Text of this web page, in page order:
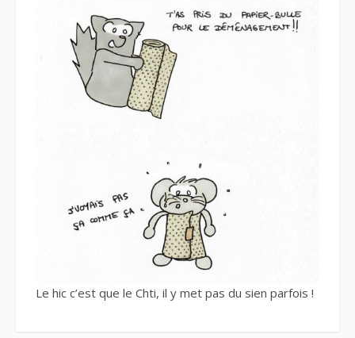
Le hic c’est que le Chti, il y met pas du sien parfois !